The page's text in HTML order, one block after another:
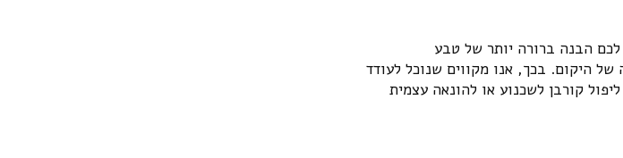
לכם הבנה ברורה יותר של טבע
היקום. בכך, אנו מקווים שנוכל לעודד
קורבן לשכנוע או להונאה עצמית